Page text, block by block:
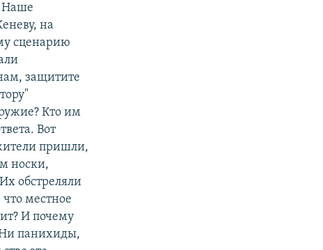
Наше
на
сценарию
защитите
Кто им
Вот
пришли,
носки,
обстреляли
местное
И почему
Ни панихиды,